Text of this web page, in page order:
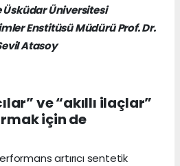
Üsküdar Üniversitesi
Enstitüsü Müdürü Prof. Dr.
Atasoy
ve “akıllı ilaçlar”
için de
artırıcı sentetik